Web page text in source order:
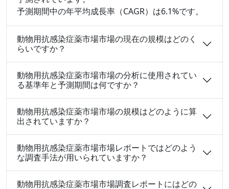
予測期間中の年平均成長率（CAGR）は6.1%です。
動物用抗感染症薬市場市場の現在の規模はどのく
らいですか？
動物用抗感染症薬市場市場の分析に使用されてい
る基準年と予測期間は何ですか？
動物用抗感染症薬市場市場の規模はどのように算
出されていますか？
動物用抗感染症薬市場市場レポートではどのよう
な調査手法が用いられていますか？
動物用抗感染症薬市場市場調査レポートにはどの